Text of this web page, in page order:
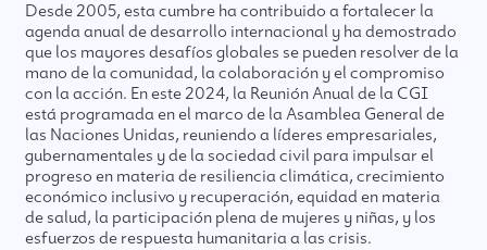
Desde 2005, esta cumbre ha contribuido a fortalecer la
agenda anual de desarrollo internacional y ha demostrado
que los mayores desafíos globales se pueden resolver de la
mano de la comunidad, la colaboración y el compromiso
con la acción. En este 2024, la Reunión Anual de la CGI
está programada en el marco de la Asamblea General de
las Naciones Unidas, reuniendo a líderes empresariales,
gubernamentales y de la sociedad civil para impulsar el
progreso en materia de resiliencia climática, crecimiento
económico inclusivo y recuperación, equidad en materia
de salud, la participación plena de mujeres y niñas, y los
esfuerzos de respuesta humanitaria a las crisis.